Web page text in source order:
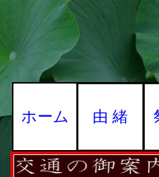
ホーム 由 緒